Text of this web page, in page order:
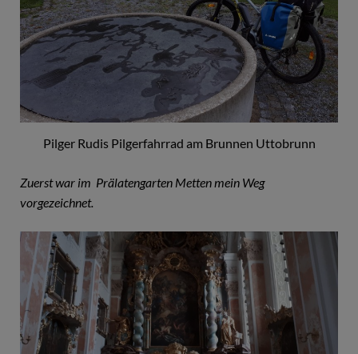
Pilger Rudis Pilgerfahrrad am Brunnen Uttobrunn
Zuerst war im Prälatengarten Metten mein Weg
vorgezeichnet.